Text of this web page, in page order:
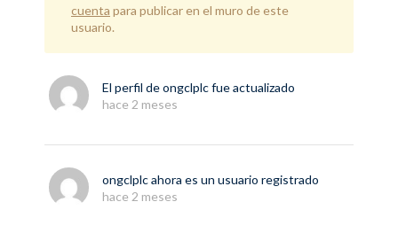
cuenta para publicar en el muro de este
usuario.
El perfil deongclplcfue actualizado
hace 2 meses
ongclplcahora es un usuario registrado
hace 2 meses